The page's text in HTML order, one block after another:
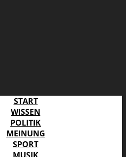
START
WISSEN
POLITIK
MEINUNG
SPORT